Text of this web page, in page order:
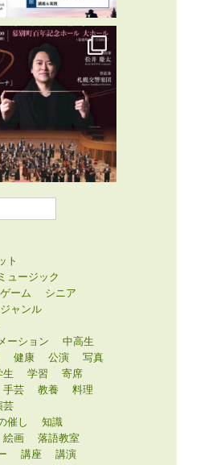
ト
ュージック
ゲーム
シニア
ャンル
ーション
中高生
健康 公演
写真
生 学習
寄席
手芸 教養
料理
芸
催し
知識
絵画
落語教室
講座
講演